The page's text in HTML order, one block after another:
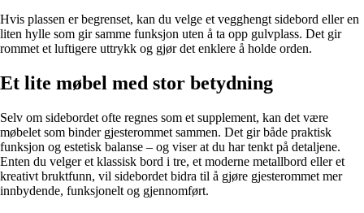
Hvis plassen er begrenset, kan du velge et vegghengt sidebord eller en
liten hylle som gir samme funksjon uten å ta opp gulvplass. Det gir
rommet et luftigere uttrykk og gjør det enklere å holde orden.
Et lite møbel med stor betydning
Selv om sidebordet ofte regnes som et supplement, kan det være
møbelet som binder gjesterommet sammen. Det gir både praktisk
funksjon og estetisk balanse – og viser at du har tenkt på detaljene.
Enten du velger et klassisk bord i tre, et moderne metallbord eller et
kreativt bruktfunn, vil sidebordet bidra til å gjøre gjesterommet mer
innbydende, funksjonelt og gjennomført.